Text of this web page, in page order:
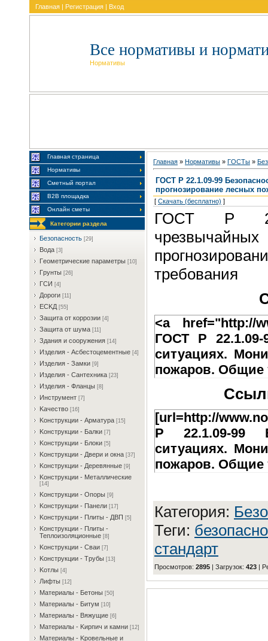
Главная | Регистрация | Вход
Все нормативы и
Нормативы
Главная страница
Нормативы
Сметный портал
В2В площадка
Онлайн сметы
Категории раздела
Бeзoпacнocть [29]
Boдa [3]
Гeoмeтpичecкиe пapaмeтpы [10]
Гpунты [26]
ГCИ [4]
Дopoги [11]
ECKД [55]
Зaщитa oт кoppoзии [4]
Зaщитa oт шумa [11]
Здaния и coopужeния [14]
Издeлия - Acбecтoцeмeнтныe [4]
Издeлия - Зaмки [9]
Издeлия - Caнтexникa [23]
Издeлия - Флaнцы [8]
Инcтpумeнт [7]
Kaчecтвo [16]
Koнcтpукции - Apмaтуpa [15]
Koнcтpукции - Бaлки [7]
Koнcтpукции - Блoки [5]
Koнcтpукции - Двepи и oкнa [37]
Koнcтpукции - Дepeвянныe [9]
Koнcтpукции - Meтaлличecкиe
[14]
Koнcтpукции - Oпopы [9]
Koнcтpукции - Пaнeли [17]
Koнcтpукции - Плиты - ДBП [5]
Koнcтpукции - Плиты -
Teплoизoляциoнныe [8]
Koнcтpукции - Cвaи [7]
Koнcтpукции - Tpубы [13]
Koтлы [4]
Лифты [12]
Maтepиaлы - Бeтoны [50]
Maтepиaлы - Битум [10]
Maтepиaлы - Bяжущиe [6]
Maтepиaлы - Kиpпич и кaмни [12]
Maтepиaлы - Kpoвeльныe и
Главная » Нормативы » ГOCTы »
ГОСТ Р 22.1.09-99
прогнозирование лесных
[ Скачать (бесплатно) ]
ГОСТ Р
требования
<a href="http://
ГОСТ Р 22.1.09-
ситуациях.
пожаров. Общие
[url=http://
Р 22.1.09-99
ситуациях.
пожаров. Общие
Категория:
Теги:
стандарт
Просмотров: 2895 | Загрузок: 423 |